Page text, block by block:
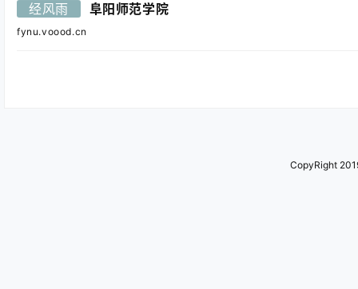
经风雨 阜阳师范学院
fynu.voood.cn
CopyRight